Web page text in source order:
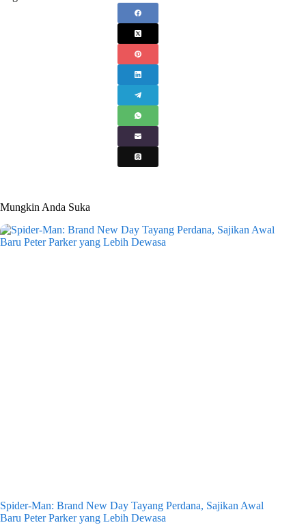
Mungkin Anda Suka
Spider-Man: Brand New Day Tayang Perdana, Sajikan Awal
Baru Peter Parker yang Lebih Dewasa